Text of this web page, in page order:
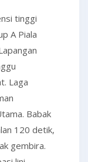
tinggi
A Piala
Laga
Babak
120 detik,
gembira.